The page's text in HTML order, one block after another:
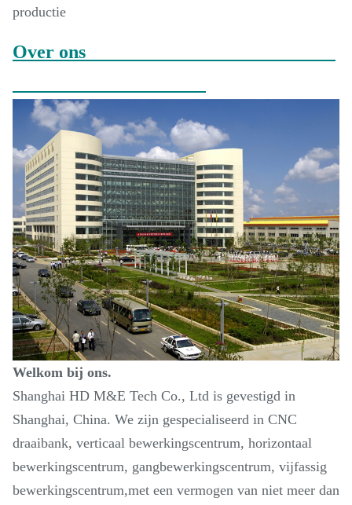
productie
Over ons
Welkom bij ons.
Shanghai HD M&E Tech Co., Ltd is gevestigd in
Shanghai, China. We zijn gespecialiseerd in CNC
draaibank, verticaal bewerkingscentrum, horizontaal
bewerkingscentrum, gangbewerkingscentrum, vijfassig
bewerkingscentrum,met een vermogen van niet meer dan